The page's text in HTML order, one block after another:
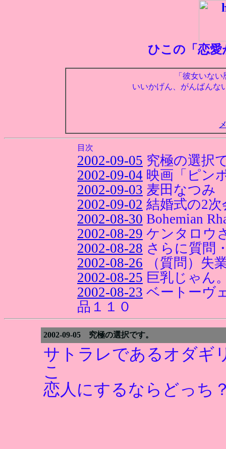
ひこの「恋
「彼女いな
いいかげん、がんばんな
目次
2002-09-05 究極の選択
2002-09-04 映画「ピン
2002-09-03 麦田なつみ
2002-09-02 結婚式の2次
2002-08-30 Bohemian
2002-08-29 ケンタロウ
2002-08-28 さらに質問
2002-08-26 （質問）失
2002-08-25 巨乳じゃん
2002-08-23 ベートーヴ
品１１０
2002-09-05 究極の選択です。
サトラレであるオダギ
こ
恋人にするならどっち